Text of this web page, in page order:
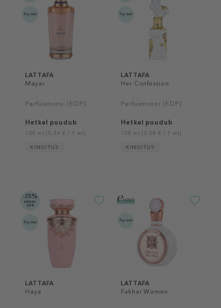
LATTAFA
Mayar
Parfüümvesi (EDP)
Hetkel puudub
100 ml (0,36 € / 1 ml)
KINGITUS
LATTAFA
Her Confession
Parfüümvesi (EDP)
Hetkel puudub
100 ml (0,58 € / 1 ml)
KINGITUS
-25%
alates
29€
LATTAFA
Haya
LATTAFA
Fakhar Women